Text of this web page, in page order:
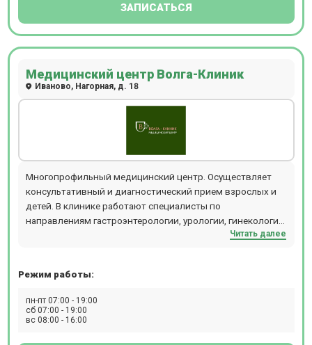
ЗАПИСАТЬСЯ
Медицинский центр Волга-Клиник
Иваново, Нагорная, д. 18
Многопрофильный медицинский центр. Осуществляет
консультативный и диагностический прием взрослых и
детей. В клинике работают специалисты по
направлениям гастроэнтерологии, урологии, гинекологии,
кардиологии, неврологии, терапии и т.д. ПриемЧитать далее
Режим работы:
пн-пт 07:00 - 19:00
сб 07:00 - 19:00
вс 08:00 - 16:00